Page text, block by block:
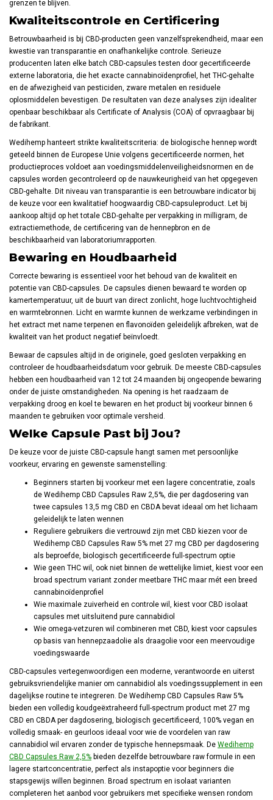
grenzen te blijven.
Kwaliteitscontrole en Certificering
Betrouwbaarheid is bij CBD-producten geen vanzelfsprekendheid, maar een
kwestie van transparantie en onafhankelijke controle. Serieuze
producenten laten elke batch CBD-capsules testen door gecertificeerde
externe laboratoria, die het exacte cannabinoïdenprofiel, het THC-gehalte
en de afwezigheid van pesticiden, zware metalen en residuele
oplosmiddelen bevestigen. De resultaten van deze analyses zijn idealiter
openbaar beschikbaar als Certificate of Analysis (COA) of opvraagbaar bij
de fabrikant.
Wedihemp hanteert strikte kwaliteitscriteria: de biologische hennep wordt
geteeld binnen de Europese Unie volgens gecertificeerde normen, het
productieproces voldoet aan voedingsmiddelenveiligheidsnormen en de
capsules worden gecontroleerd op de nauwkeurigheid van het opgegeven
CBD-gehalte. Dit niveau van transparantie is een betrouwbare indicator bij
de keuze voor een kwalitatief hoogwaardig CBD-capsuleproduct. Let bij
aankoop altijd op het totale CBD-gehalte per verpakking in milligram, de
extractiemethode, de certificering van de hennepbron en de
beschikbaarheid van laboratoriumrapporten.
Bewaring en Houdbaarheid
Correcte bewaring is essentieel voor het behoud van de kwaliteit en
potentie van CBD-capsules. De capsules dienen bewaard te worden op
kamertemperatuur, uit de buurt van direct zonlicht, hoge luchtvochtigheid
en warmtebronnen. Licht en warmte kunnen de werkzame verbindingen in
het extract met name terpenen en flavonoïden geleidelijk afbreken, wat de
kwaliteit van het product negatief beïnvloedt.
Bewaar de capsules altijd in de originele, goed gesloten verpakking en
controleer de houdbaarheidsdatum voor gebruik. De meeste CBD-capsules
hebben een houdbaarheid van 12 tot 24 maanden bij ongeopende bewaring
onder de juiste omstandigheden. Na opening is het raadzaam de
verpakking droog en koel te bewaren en het product bij voorkeur binnen 6
maanden te gebruiken voor optimale versheid.
Welke Capsule Past bij Jou?
De keuze voor de juiste CBD-capsule hangt samen met persoonlijke
voorkeur, ervaring en gewenste samenstelling:
Beginners starten bij voorkeur met een lagere concentratie, zoals
de Wedihemp CBD Capsules Raw 2,5%, die per dagdosering van
twee capsules 13,5 mg CBD en CBDA bevat ideaal om het lichaam
geleidelijk te laten wennen
Reguliere gebruikers die vertrouwd zijn met CBD kiezen voor de
Wedihemp CBD Capsules Raw 5% met 27 mg CBD per dagdosering
als beproefde, biologisch gecertificeerde full-spectrum optie
Wie geen THC wil, ook niet binnen de wettelijke limiet, kiest voor een
broad spectrum variant zonder meetbare THC maar mét een breed
cannabinoïdenprofiel
Wie maximale zuiverheid en controle wil, kiest voor CBD isolaat
capsules met uitsluitend pure cannabidiol
Wie omega-vetzuren wil combineren met CBD, kiest voor capsules
op basis van hennepzaadolie als draagolie voor een meervoudige
voedingswaarde
CBD-capsules vertegenwoordigen een moderne, verantwoorde en uiterst
gebruiksvriendelijke manier om cannabidiol als voedingssupplement in een
dagelijkse routine te integreren. De Wedihemp CBD Capsules Raw 5%
bieden een volledig koudgeëxtraheerd full-spectrum product met 27 mg
CBD en CBDA per dagdosering, biologisch gecertificeerd, 100% vegan en
volledig smaak- en geurloos ideaal voor wie de voordelen van raw
cannabidiol wil ervaren zonder de typische hennepsmaak. De Wedihemp
CBD Capsules Raw 2,5% bieden dezelfde betrouwbare raw formule in een
lagere startconcentratie, perfect als instapoptie voor beginners die
stapsgewijs willen beginnen. Broad spectrum en isolaat varianten
completeren het aanbod voor gebruikers met specifieke wensen rondom